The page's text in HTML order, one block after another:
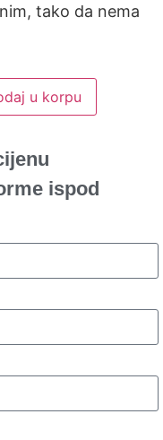
tako da nema
u korpu
ispod